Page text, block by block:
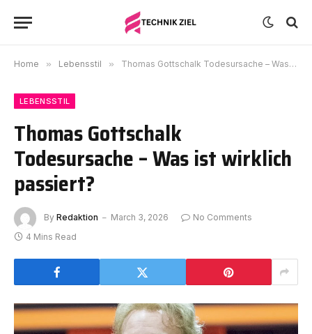
Home » Lebensstil » Thomas Gottschalk Todesursache – Was ist wirklich passiert?
LEBENSSTIL
Thomas Gottschalk
Todesursache – Was ist wirklich
passiert?
By Redaktion March 3, 2026
No Comments
4 Mins Read